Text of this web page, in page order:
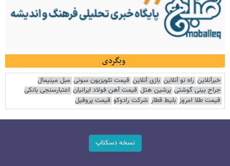
وبگردی
خبرآنلاین راه نو آنلاین بازی آنلاین قیمت تلویزیون سونی مبل مینیمال
جراح بینی گوشتی پرشین هتل قیمت آهن فولاد ایرانیان اعتبارسنجی بانکی
قیمت طلا امروز بلیط قطار شرکت رادوکو قیمت پروفیل
نسخه دسکتاپ